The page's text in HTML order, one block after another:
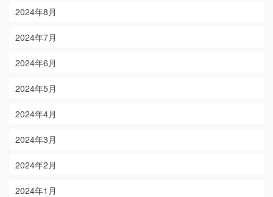
2024年8月
2024年7月
2024年6月
2024年5月
2024年4月
2024年3月
2024年2月
2024年1月